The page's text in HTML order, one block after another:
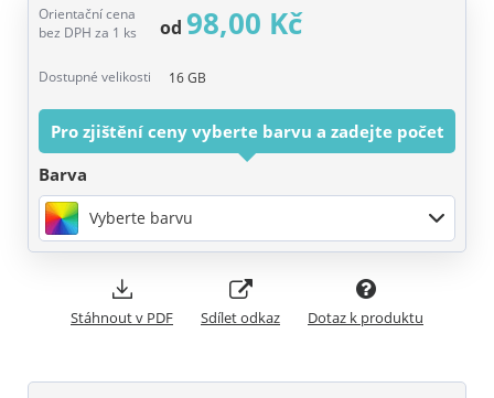
Orientační cena
bez DPH za 1 ks
od 98,00 Kč
Dostupné velikosti 16 GB
Pro zjištění ceny vyberte barvu a zadejte počet
Barva
Vyberte barvu
Stáhnout v PDF Sdílet odkaz Dotaz k produktu